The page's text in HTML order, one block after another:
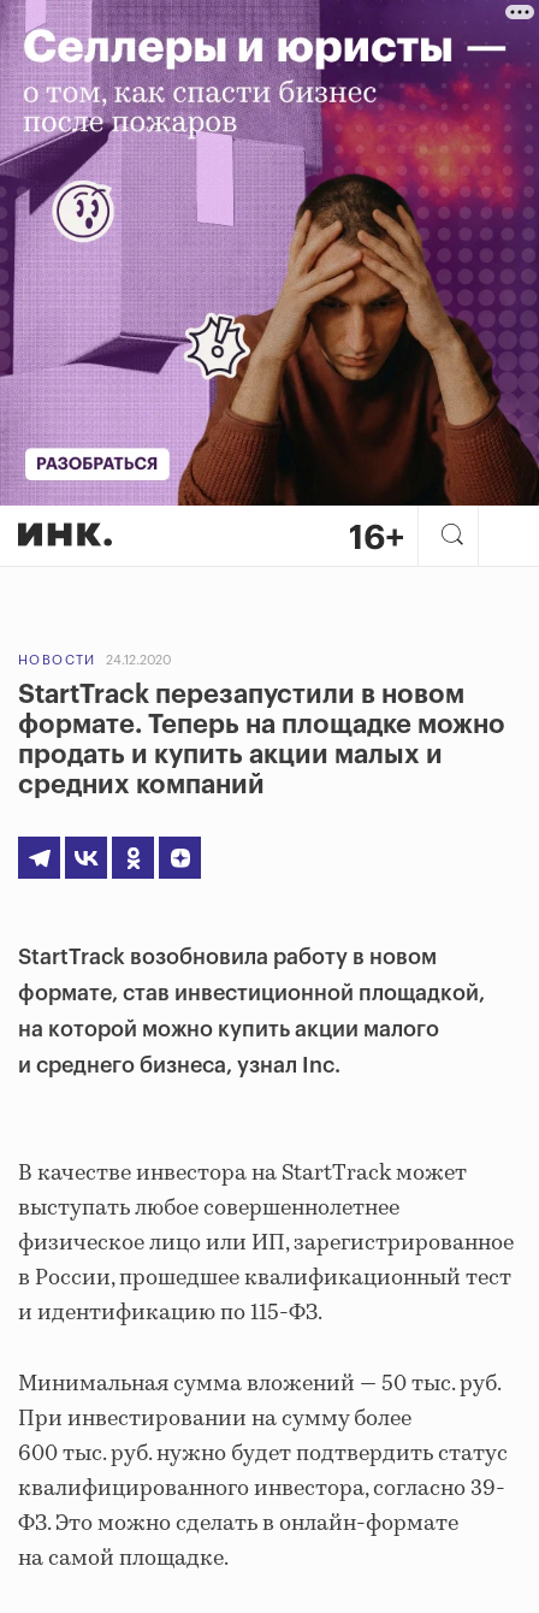
НОВОСТИ 24.12.2020
StartTrack перезапустили в новом
формате. Теперь на площадке можно
продать и купить акции малых и
средних компаний
StartTrack возобновила работу в новом
формате, став инвестиционной площадкой,
на которой можно купить акции малого
и среднего бизнеса, узнал Inc.
В качестве инвестора на StartTrack может
выступать любое совершеннолетнее
физическое лицо или ИП, зарегистрированное
в России, прошедшее квалификационный тест
и идентификацию по 115-ФЗ.
Минимальная сумма вложений — 50 тыс. руб.
При инвестировании на сумму более
600 тыс. руб. нужно будет подтвердить статус
квалифицированного инвестора, согласно 39-
ФЗ. Это можно сделать в онлайн-формате
на самой площадке.